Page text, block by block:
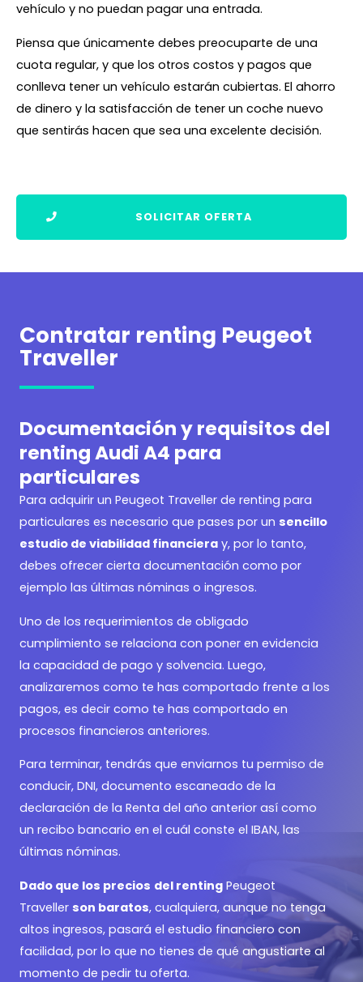
vehículo y no puedan pagar una entrada.
Piensa que únicamente debes preocuparte de una
cuota regular, y que los otros costos y pagos que
conlleva tener un vehículo estarán cubiertas. El ahorro
de dinero y la satisfacción de tener un coche nuevo
que sentirás hacen que sea una excelente decisión.
SOLICITAR OFERTA
Contratar renting Peugeot
Traveller
Documentación y requisitos del
renting Audi A4 para
particulares
Para adquirir un Peugeot Traveller de renting para
particulares es necesario que pases por un sencillo
estudio de viabilidad financiera y, por lo tanto,
debes ofrecer cierta documentación como por
ejemplo las últimas nóminas o ingresos.
Uno de los requerimientos de obligado
cumplimiento se relaciona con poner en evidencia
la capacidad de pago y solvencia. Luego,
analizaremos como te has comportado frente a los
pagos, es decir como te has comportado en
procesos financieros anteriores.
Para terminar, tendrás que enviarnos tu permiso de
conducir, DNI, documento escaneado de la
declaración de la Renta del año anterior así como
un recibo bancario en el cuál conste el IBAN, las
últimas nóminas.
Dado que los precios del renting Peugeot
Traveller son baratos, cualquiera, aunque no tenga
altos ingresos, pasará el estudio financiero con
facilidad, por lo que no tienes de qué angustiarte al
momento de pedir tu oferta.